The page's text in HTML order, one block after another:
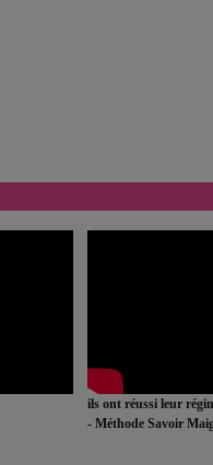
ils ont réussi leur
- Méthode Savoir